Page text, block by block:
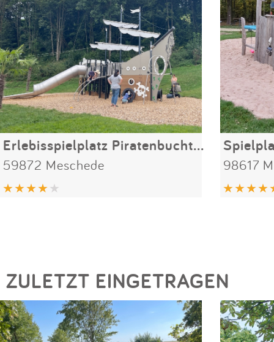
Erlebisspielplatz Piratenbucht am Hennesee
59872 Meschede 98617
ZULETZT EINGETRAGEN